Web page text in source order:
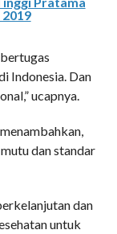
Indonesia. Dan
ucapnya.
dan standar
dan
untuk